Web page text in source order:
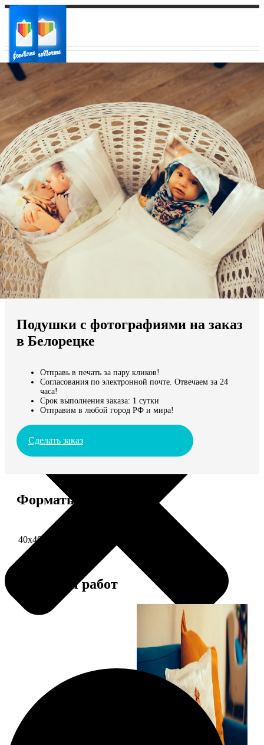
Ваш город:
Ваш регион доставки
Выберите из списка:
Мы доставляем по всему миру
Продолжить без города
Подушки с фотографиями на заказ
в Белорецке
Отправь в печать за пару кликов!
Согласования по электронной почте. Отвечаем за 24
часа!
Срок выполнения заказа: 1 сутки
Отправим в любой город РФ и мира!
Сделать заказ
Форматы и цены
40х40 односторонняя печать
Примеры работ